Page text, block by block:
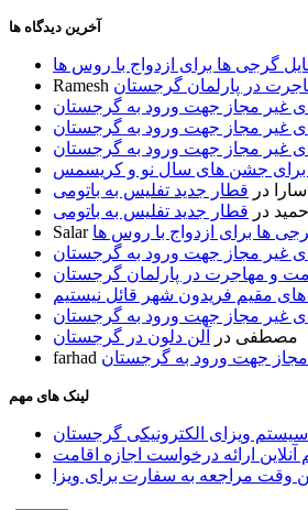
آخرین دیدگاه ها
گرجی ها برای ازدواج با روس ها
Ramesh در پارلمان گرجستان
غیر مجاز جهت ورود به گرجستان
غیر مجاز جهت ورود به گرجستان
غیر مجاز جهت ورود به گرجستان
برای جشن های سال نو و کریسمس
سارا
در قطار جدید تفلیس به باتومی
حمید در قطار جدید تفلیس به باتومی
Salar ها برای ازدواج با روس ها
غیر مجاز جهت ورود به گرجستان
و مهاجرت در پارلمان گرجستان
مقیم فریدون شهر قائل نیستیم
غیر مجاز جهت ورود به گرجستان
مصطفی در
آلن دلون در گرجستان
farhad جهت ورود به گرجستان
لینک های مهم
سیستم ویزای الکترونیکی گرجستان
ارائه درخواست اجازه اقامت
وقت مراجعه به سفارت برای ویزا